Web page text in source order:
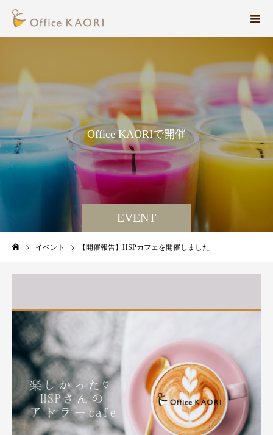
EVENT
Office KAORIで開催するイベ
イベント 【開催報告】HSPカフェを開催しました